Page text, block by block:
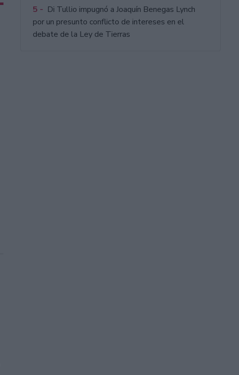
5 - Di Tullio impugnó a Joaquín Benegas Lynch
por un presunto conflicto de intereses en el
debate de la Ley de Tierras